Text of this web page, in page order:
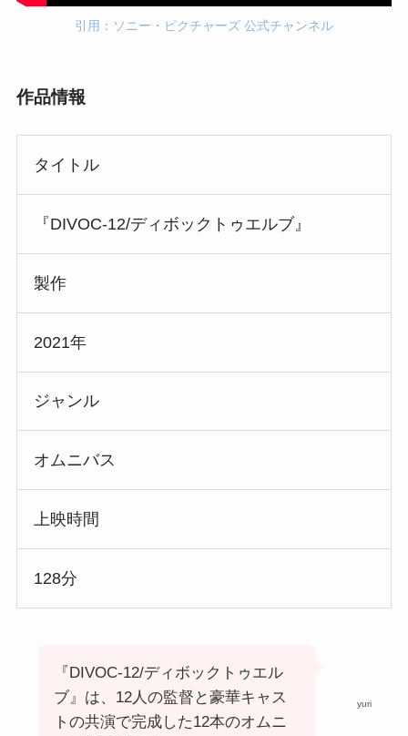
引用：ソニー・ピクチャーズ 公式チャンネル
作品情報
タイトル
『DIVOC-12/ディボックトゥエルブ』
製作
2021年
ジャンル
オムニバス
上映時間
128分
yuri
『DIVOC-12/ディボックトゥエル
ブ』は、12人の監督と豪華キャス
トの共演で完成した12本のオムニ